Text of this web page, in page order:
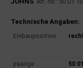
Technische Angaben:
Einbauposition
paarige
50